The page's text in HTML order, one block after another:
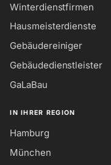
Winterdienstfirmen
Hausmeisterdienste
Gebäudereiniger
Gebäudedienstleister
GaLaBau
IN IHRER REGION
Hamburg
München